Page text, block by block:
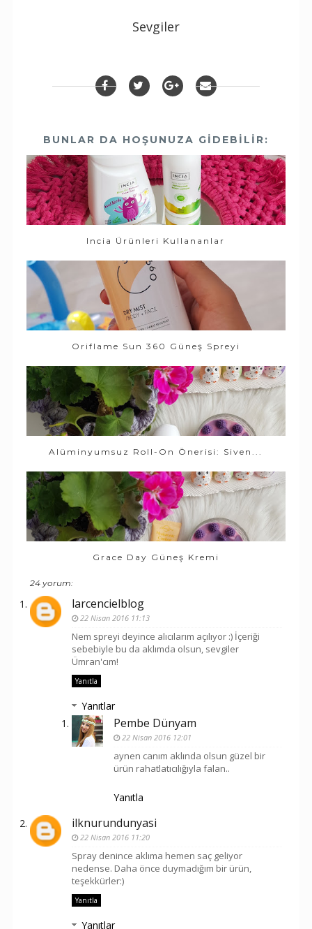
Sevgiler
BUNLAR DA HOŞUNUZA GIDEBILIR:
Incia Ürünleri Kullananlar
Oriflame Sun 360 Güneş Spreyi
Alüminyumsuz Roll-On Önerisi: Siven...
Grace Day Güneş Kremi
24 yorum:
larcencielblog
22 Nisan 2016 11:13
Nem spreyi deyince alıcılarım açılıyor :) İçeriği
sebebiyle bu da aklımda olsun, sevgiler
Ümran'cım!
Yanıtla
Yanıtlar
Pembe Dünyam
22 Nisan 2016 12:01
aynen canım aklında olsun güzel bir
ürün rahatlatıcılığıyla falan..
Yanıtla
ilknurundunyasi
22 Nisan 2016 11:20
Spray denince aklıma hemen saç geliyor
nedense. Daha önce duymadığım bir ürün,
teşekkürler:)
Yanıtla
Yanıtlar